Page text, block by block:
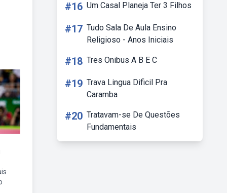
#16 Um Casal Planeja Ter 3 Filhos
#17 Tudo Sala De Aula Ensino
Religioso - Anos Iniciais
#18 Tres Onibus A B E C
#19 Trava Lingua Dificil Pra
Caramba
#20 Tratavam-se De Questões
Fundamentais